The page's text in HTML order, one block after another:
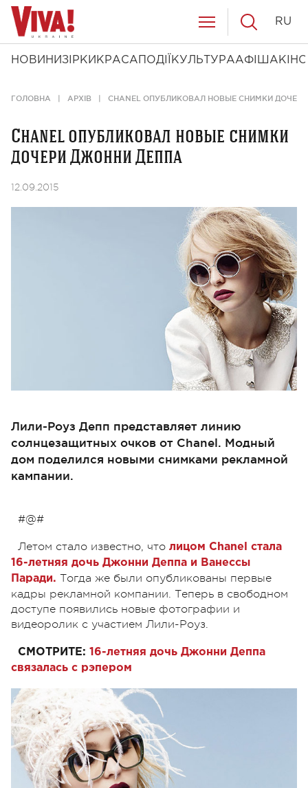
НОВИНИ ЗІРКИ КРАСА ПОДІЇ КУЛЬТУРААФІША КІНО
RU
ГОЛОВНА АРХІВ CHANEL ОПУБЛИКОВАЛ НОВЫЕ СНИМКИ
Chanel опубликовал новые снимки
дочери Джонни Деппа
12.09.2015
Лили-Роуз Депп представляет линию
солнцезащитных очков от Chanel. Модный
дом поделился новыми снимками рекламной
кампании.
#@#
Летом стало известно, что лицом Chanel стала
16-летняя дочь Джонни Деппа и Ванессы
Паради. Тогда же были опубликованы первые
кадры рекламной компании. Теперь в свободном
доступе появились новые фотографии и
видеоролик с участием Лили-Роуз.
СМОТРИТЕ: 16-летняя дочь Джонни Деппа
связалась с рэпером